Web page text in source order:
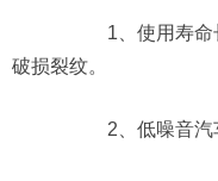
1、使用寿命长
破损裂纹。
2、低噪音汽车